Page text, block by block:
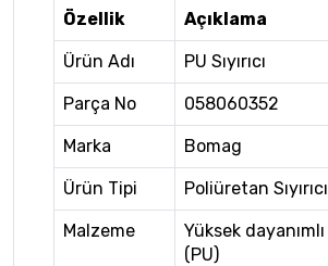
Özellik Açıklama
Ürün Adı PU Sıyırıcı
Parça No 058060352
Marka Bomag
Ürün Tipi Poliüretan Sıyırıcı
Malzeme
Yüksek
(PU)